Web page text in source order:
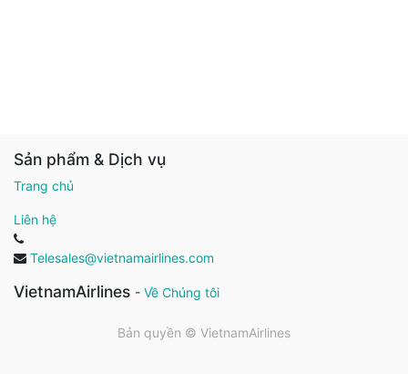
Sản phẩm & Dịch vụ
Trang chủ
Liên hệ
Telesales@vietnamairlines.com
VietnamAirlines - Về Chúng tôi
Bản quyền © VietnamAirlines